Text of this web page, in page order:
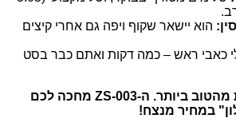
הוא יישאר שקוף ויפה גם אחרי קיצים
כאבי ראש – כמה דקות ואתם כבר בסט
אל תתפשרו על פחות מהטוב ביותר. ה-ZS-003 מחכה לכם
במחיר מנצח!